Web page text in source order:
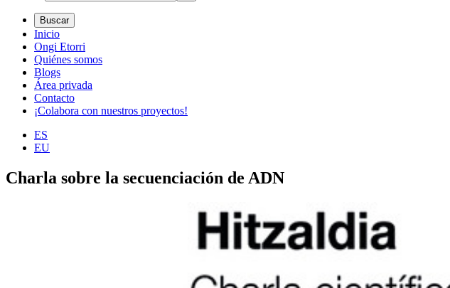
Buscar
Inicio
Ongi Etorri
Quiénes somos
Blogs
Área privada
Contacto
¡Colabora con nuestros proyectos!
ES
EU
Charla sobre la secuenciación de ADN